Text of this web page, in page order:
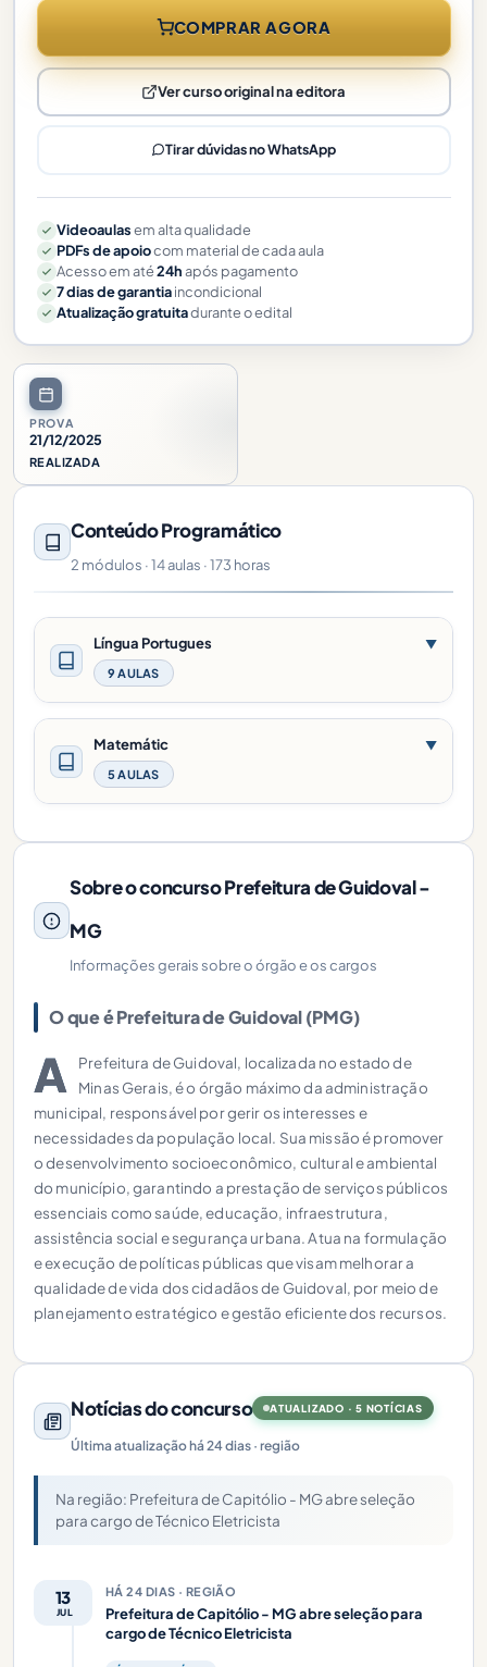
PROVA
21/12/2025
REALIZADA
Conteúdo Programático
2 módulos · 14 aulas · 173 horas
Língua Portugues
9 AULAS
▼
Matemátic
5 AULAS
▼
Sobre o concurso Prefeitura de Guidoval -
MG
Informações gerais sobre o órgão e os cargos
O que é Prefeitura de Guidoval (PMG)
A
Prefeitura de Guidoval, localizada no estado de
Minas Gerais, é o órgão máximo da administração
municipal, responsável por gerir os interesses e
necessidades da população local. Sua missão é promover
o desenvolvimento socioeconômico, cultural e ambiental
do município, garantindo a prestação de serviços públicos
essenciais como saúde, educação, infraestrutura,
assistência social e segurança urbana. Atua na formulação
e execução de políticas públicas que visam melhorar a
qualidade de vida dos cidadãos de Guidoval, por meio de
planejamento estratégico e gestão eficiente dos recursos.
Notícias do concurso ATUALIZADO · 5 NOTÍCIAS
Última atualização há 24 dias · região
Na região: Prefeitura de Capitólio - MG abre seleção
para cargo de Técnico Eletricista
13
JUL
HÁ 24 DIAS · REGIÃO
Prefeitura de Capitólio - MG abre seleção para
cargo de Técnico Eletricista
COMPRAR AGORA
Ver curso original na editora
Tirar dúvidas no WhatsApp
Videoaulasem alta qualidade
PDFs de apoiocom material de cada aula
Acesso em até24hapós pagamento
7 dias de garantiaincondicional
Atualização gratuitadurante o edital